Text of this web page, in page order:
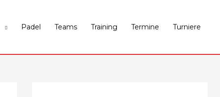
Padel Teams Training Termine Turniere